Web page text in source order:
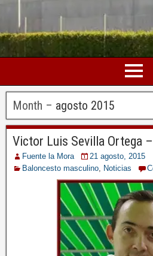
Month – agosto 2015
Victor Luis Sevilla Ortega
Fuente la Mora
21 agosto, 2015
Baloncesto masculino, Noticias